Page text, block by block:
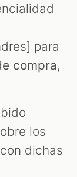
para
compra,
los
dichas